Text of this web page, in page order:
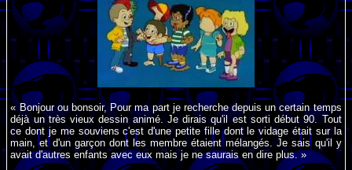
« Bonjour ou bonsoir, Pour ma part je recherche depuis un certain temps
déjà un très vieux dessin animé. Je dirais qu'il est sorti début 90. Tout
ce dont je me souviens c'est d'une petite fille dont le vidage était sur la
main, et d'un garçon dont les membre étaient mélangés. Je sais qu'il y
avait d'autres enfants avec eux mais je ne saurais en dire plus. »